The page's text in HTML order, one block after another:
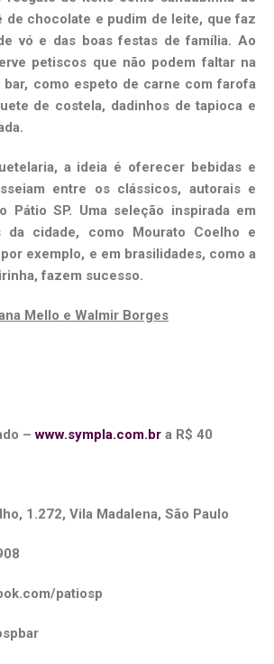
de chocolate e pudim de leite, que faz
vó e das boas festas de família. Ao
petiscos que não podem faltar na
bar, como espeto de carne com farofa
de costela, dadinhos de tapioca e
a ideia é oferecer bebidas e
entre os clássicos, autorais e
Pátio SP. Uma seleção inspirada em
da cidade, como Mourato Coelho e
exemplo, e em brasilidades, como a
fazem sucesso.
Mello e Walmir Borges
–www.sympla.com.br a R$ 40
1.272, Vila Madalena, São Paulo
patiosp